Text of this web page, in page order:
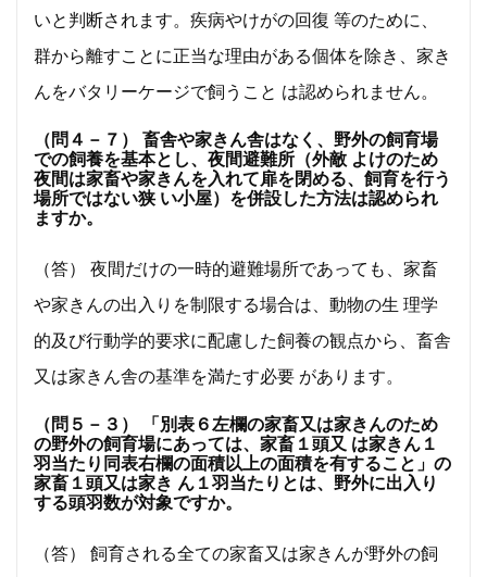
いと判断されます。疾病やけがの回復 等のために、
群から離すことに正当な理由がある個体を除き、家き
んをバタリーケージで飼うこと は認められません。
（問４－７） 畜舎や家きん舎はなく、野外の飼育場
での飼養を基本とし、夜間避難所（外敵 よけのため
夜間は家畜や家きんを入れて扉を閉める、飼育を行う
場所ではない狭 い小屋）を併設した方法は認められ
ますか。
（答） 夜間だけの一時的避難場所であっても、家畜
や家きんの出入りを制限する場合は、動物の生 理学
的及び行動学的要求に配慮した飼養の観点から、畜舎
又は家きん舎の基準を満たす必要 があります。
（問５－３） 「別表６左欄の家畜又は家きんのため
の野外の飼育場にあっては、家畜１頭又 は家きん１
羽当たり同表右欄の面積以上の面積を有すること」の
家畜１頭又は家き ん１羽当たりとは、野外に出入り
する頭羽数が対象ですか。
（答） 飼育される全ての家畜又は家きんが野外の飼